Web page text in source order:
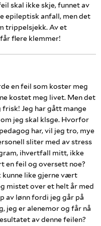
skal ikke skje, funnet av
epileptisk anfall, men det
trippelsjekk. Av et
får flere klemmer!
en feil som koster meg
kostet meg livet. Men det
Jeg har gått mange
jeg skal klsge. Hvorfor
har, vil jeg tro, mye
sliter med av stress
ihvertfall mitt, ikke
en feil og oversett noe?
kunne like gjerne vært
mistet over et helt år med
av lønn fordi jeg går på
jeg er alenemor og får nå
av denne feilen?